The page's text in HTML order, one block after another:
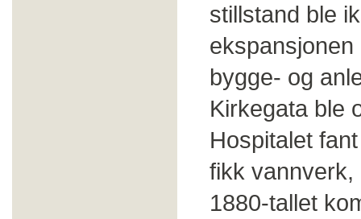
stillstand ble
bygge- og
Kirkegata ble
Hospitalet
fikk vannverk,
1880-tallet